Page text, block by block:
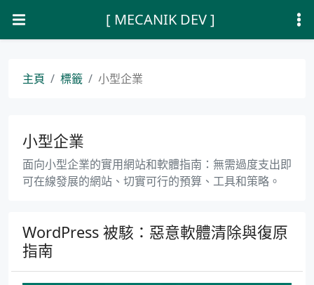
[ MECANIK DEV ]
主頁 標籤 小型企業
小型企業
面向小型企業的實用網站和軟體指南：無需過度支出即
可在線發展的網站、切實可行的預算、工具和策略。
WordPress 被駭：惡意軟體清除與復原
指南